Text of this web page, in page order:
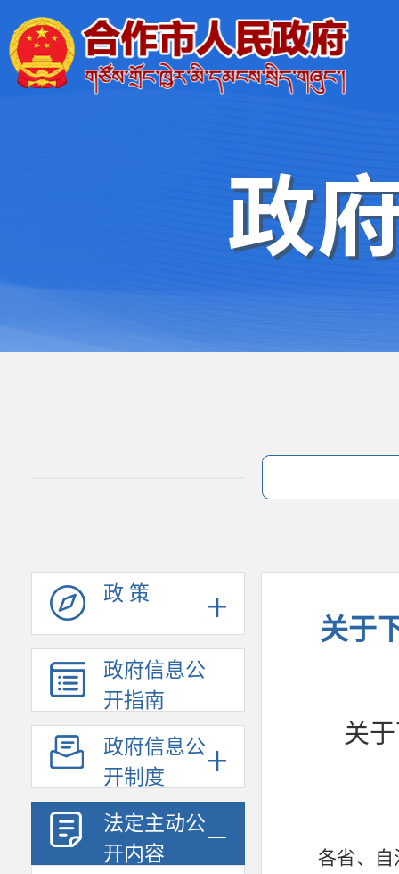
政 策
政府信息公
开指南
政府信息公
开制度
法定主动公
开内容
关于
关
各省、